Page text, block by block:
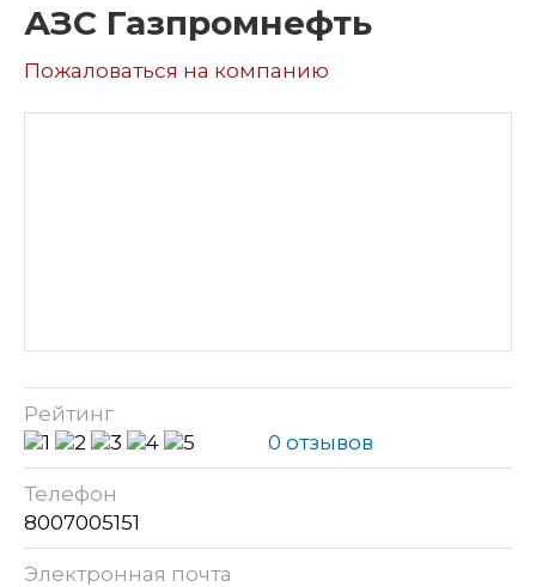
АЗС Газпромнефть
Пожаловаться на компанию
Рейтинг
0 отзывов
Телефон
8007005151
Электронная почта